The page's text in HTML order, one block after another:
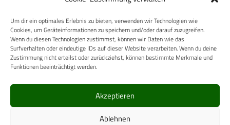
Um dir ein optimales Erlebnis zu bieten, verwenden wir Technologien wie
Cookies, um Geräteinformationen zu speichern und/oder darauf zuzugreifen.
Wenn du diesen Technologien zustimmst, können wir Daten wie das
Surfverhalten oder eindeutige IDs auf dieser Website verarbeiten. Wenn du deine
Zustimmung nicht erteilst oder zurückziehst, können bestimmte Merkmale und
Funktionen beeinträchtigt werden.
Akzeptieren
Ablehnen
Mass Spectrometry für den Nachweis der Aktivität von Btx
A auf der Basis isotopenmarkierter Olipopeptide aus dem
SNAP-25 und Standardaddition kann dabei einen Beitrag
zur Entwicklung alternativer Verfahren für den Mäusetest
leisten.
Die Ergebnisse zeigen, dass das Verfahren zum
massenspektrometrischen Nachweis im Bereich < 10
Mauseinheiten in vitro geeignet ist. Nachdem Btx A